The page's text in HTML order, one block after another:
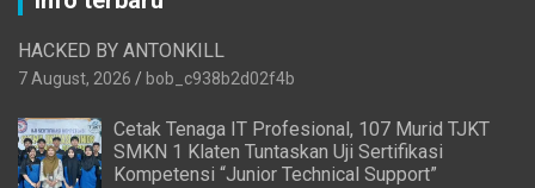
HACKED BY ANTONKILL
7 August, 2026 bob_c938b2d02f4b
Cetak Tenaga IT Profesional, 107 Murid TJKT
SMKN 1 Klaten Tuntaskan Uji Sertifikasi
Kompetensi “Junior Technical Support”